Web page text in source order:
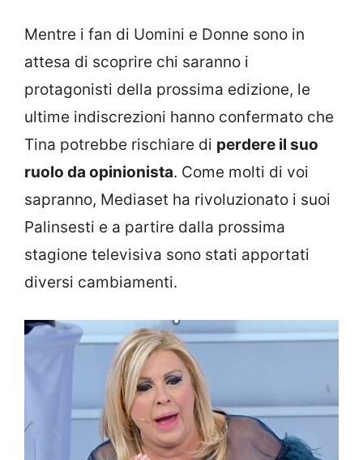
Mentre i fan di Uomini e Donne sono in
attesa di scoprire chi saranno i
protagonisti della prossima edizione, le
ultime indiscrezioni hanno confermato che
Tina potrebbe rischiare di perdere il suo
ruolo da opinionista. Come molti di voi
sapranno, Mediaset ha rivoluzionato i suoi
Palinsesti e a partire dalla prossima
stagione televisiva sono stati apportati
diversi cambiamenti.